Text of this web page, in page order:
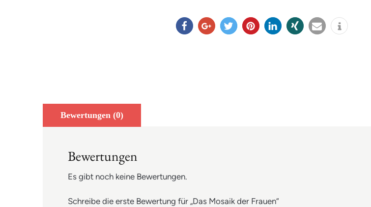
Bewertungen (0)
Bewertungen
Es gibt noch keine Bewertungen.
Schreibe die erste Bewertung für „Das Mosaik der Frauen“